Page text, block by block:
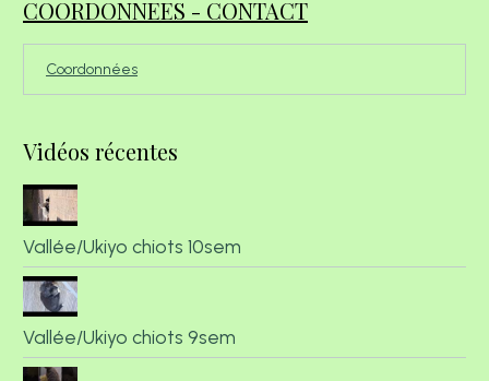
COORDONNEES - CONTACT
Coordonnées
Vidéos récentes
Vallée/Ukiyo chiots 10sem
Vallée/Ukiyo chiots 9sem